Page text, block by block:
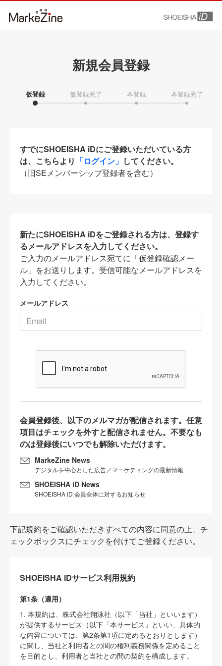
新規会員登録
仮登録 仮登録完了 本登録 本登録完了
すでにSHOEISHA iDにご登録いただいている方
は、こちらより 「ログイン」 してください。
（旧SEメンバーシップ登録者を含む）
新たにSHOEISHA iDをご登録される方は、登録す
るメールアドレスを入力してください。
ご入力のメールアドレス宛てに「仮登録確認メー
ル」をお送りします。受信可能なメールアドレスを
入力してください。
メールアドレス
会員登録後、以下のメルマガが配信されます。任意
項目はチェックを外すと配信されません。不要なも
のは登録後にいつでも解除いただけます。
MarkeZine News
デジタルを中心とした広告／マーケティングの最新情報
SHOEISHA iD News
SHOEISHA iD 会員全体に対するお知らせ
下記規約をご確認いただきすべての内容に同意の上、チ
ェックボックスにチェックを付けてご登録ください。
SHOEISHA iDサービス利用規約
第1条（適用）
1. 本規約は、株式会社翔泳社（以下「当社」といいます）
が提供するサービス（以下「本サービス」といい、具体的
な内容については、第2条第1項に定めるとおりとします）
に関し、当社と利用者との間の権利義務関係を定めること
を目的とし、利用者と当社との間の契約を構成します。